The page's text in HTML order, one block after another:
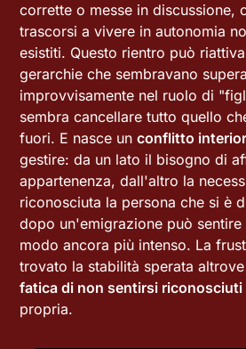
corrette o messe in discussione,
trascorsi a vivere in autonomia
esistiti. Questo rientro può
gerarchie che sembravano
improvvisamente nel ruolo di
sembra cancellare tutto quello
fuori. E nasce unconflitto
gestire: da un lato il bisogno di
appartenenza, dall'altro la
riconosciuta la persona che si è
dopo un'emigrazione può sentire
modo ancora più intenso. La
trovato la stabilità sperata
fatica di non sentirsi riconosciuti
propria.